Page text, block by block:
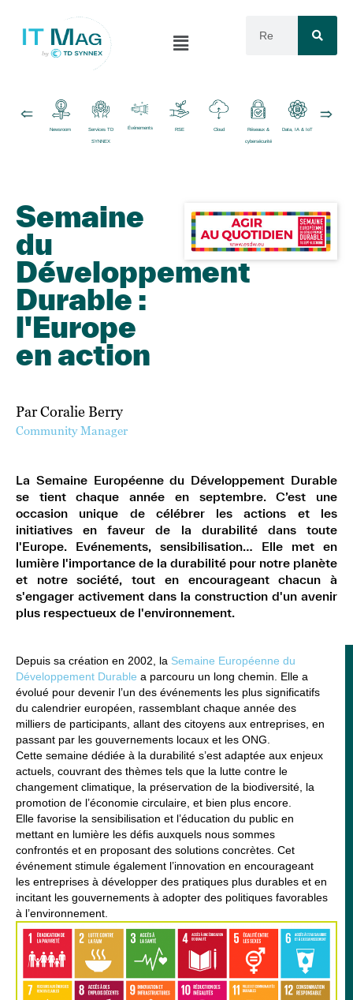
Newsroom Services TD
SYNNEX
Événements RSE Cloud Réseaux &
cybersécurité
Data, IA & IoT
Semaine
du
Développement
Durable :
l'Europe
en action
Par Coralie Berry
Community Manager
La Semaine Européenne du Développement Durable
se tient chaque année en septembre. C’est une
occasion unique de célébrer les actions et les
initiatives en faveur de la durabilité dans toute
l'Europe. Evénements, sensibilisation… Elle met en
lumière l'importance de la durabilité pour notre planète
et notre société, tout en encourageant chacun à
s'engager activement dans la construction d'un avenir
plus respectueux de l'environnement.
Depuis sa création en 2002, la Semaine Européenne du
Développement Durable a parcouru un long chemin. Elle a
évolué pour devenir l’un des événements les plus significatifs
du calendrier européen, rassemblant chaque année des
milliers de participants, allant des citoyens aux entreprises, en
passant par les gouvernements locaux et les ONG.
Cette semaine dédiée à la durabilité s’est adaptée aux enjeux
actuels, couvrant des thèmes tels que la lutte contre le
changement climatique, la préservation de la biodiversité, la
promotion de l’économie circulaire, et bien plus encore.
Elle favorise la sensibilisation et l’éducation du public en
mettant en lumière les défis auxquels nous sommes
confrontés et en proposant des solutions concrètes. Cet
événement stimule également l’innovation en encourageant
les entreprises à développer des pratiques plus durables et en
incitant les gouvernements à adopter des politiques favorables
à l’environnement.